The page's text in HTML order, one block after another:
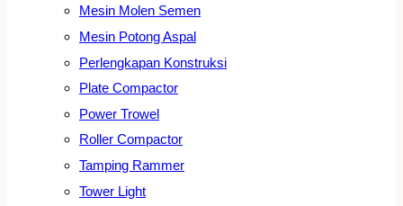
Mesin Molen Semen
Mesin Potong Aspal
Perlengkapan Konstruksi
Plate Compactor
Power Trowel
Roller Compactor
Tamping Rammer
Tower Light